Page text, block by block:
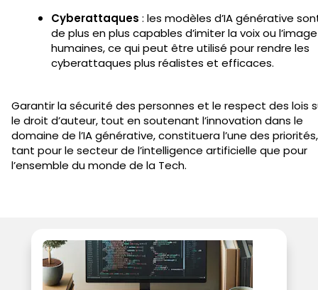
Cyberattaques : les modèles d’IA générative
de plus en plus capables d’imiter la voix ou l’image
humaines, ce qui peut être utilisé pour rendre les
cyberattaques plus réalistes et efficaces.
Garantir la sécurité des personnes et le respect des lois
le droit d’auteur, tout en soutenant l’innovation dans le
domaine de l’IA générative, constituera l’une des priorités,
tant pour le secteur de l’intelligence artificielle que pour
l’ensemble du monde de la Tech.